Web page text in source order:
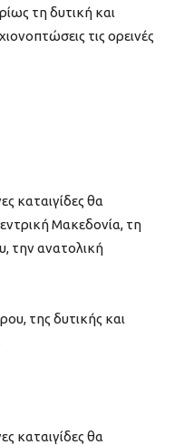
τη δυτική και
τις ορεινές
καταιγίδες θα
Μακεδονία, τη
την ανατολική
της δυτικής και
καταιγίδες θα